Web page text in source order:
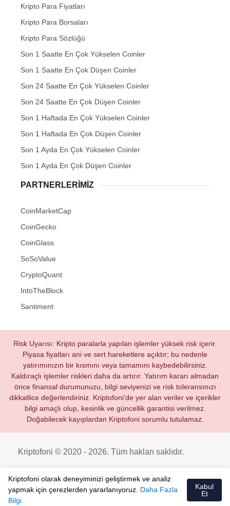
Kripto Para Fiyatları
Kripto Para Borsaları
Kripto Para Sözlüğü
Son 1 Saatte En Çok Yükselen Coinler
Son 1 Saatte En Çok Düşen Coinler
Son 24 Saatte En Çok Yükselen Coinler
Son 24 Saatte En Çok Düşen Coinler
Son 1 Haftada En Çok Yükselen Coinler
Son 1 Haftada En Çok Düşen Coinler
Son 1 Ayda En Çok Yükselen Coinler
Son 1 Ayda En Çok Düşen Coinler
PARTNERLERIMIZ
CoinMarketCap
CoinGecko
CoinGlass
SoSoValue
CryptoQuant
IntoTheBlock
Santiment
Risk Uyarısı: Kripto paralarla yapılan işlemler yüksek risk içerir.
Piyasa fiyatları ani ve sert hareketlere açıktır; bu nedenle
yatırımınızın bir kısmını veya tamamını kaybedebilirsiniz.
Kaldıraçlı işlemler riskleri daha da artırır. Yatırım kararı almadan
önce finansal durumunuzu, bilgi seviyenizi ve risk toleransınızı
dikkatlice değerlendiriniz. Kriptofoni’de yer alan veriler ve içerikler
bilgi amaçlı olup, kesinlik ve güncellik garantisi verilmez.
Doğabilecek kayıplardan Kriptofoni sorumlu tutulamaz.
Kriptofoni © 2020 - 2026. Tüm hakları saklıdır.
Kriptofoni olarak deneyiminizi geliştirmek ve analiz
yapmak için çerezlerden yararlanıyoruz. Daha Fazla
Bilgi
Kabul
Et